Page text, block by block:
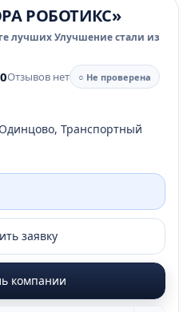
РОБОТИКС»
лучших Улучшение стали из
Отзывов нет
○ Не проверена
Транспортный
заявку
компании